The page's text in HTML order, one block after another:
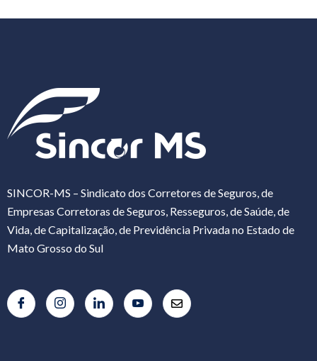
SINCOR-MS – Sindicato dos Corretores de Seguros, de
Empresas Corretoras de Seguros, Resseguros, de Saúde, de
Vida, de Capitalização, de Previdência Privada no Estado de
Mato Grosso do Sul